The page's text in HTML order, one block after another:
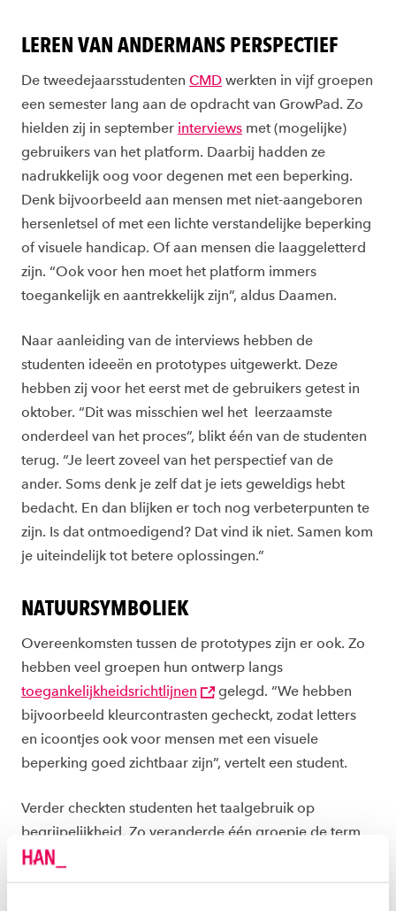
LEREN VAN ANDERMANS PERSPECTIEF
De tweedejaarsstudenten CMD werkten in vijf groepen
een semester lang aan de opdracht van GrowPad. Zo
hielden zij in september interviews met (mogelijke)
gebruikers van het platform. Daarbij hadden ze
nadrukkelijk oog voor degenen met een beperking.
Denk bijvoorbeeld aan mensen met niet-aangeboren
hersenletsel of met een lichte verstandelijke beperking
of visuele handicap. Of aan mensen die laaggeletterd
zijn. “Ook voor hen moet het platform immers
toegankelijk en aantrekkelijk zijn”, aldus Daamen.
Naar aanleiding van de interviews hebben de
studenten ideeën en prototypes uitgewerkt. Deze
hebben zij voor het eerst met de gebruikers getest in
oktober. “Dit was misschien wel het leerzaamste
onderdeel van het proces”, blikt één van de studenten
terug. “Je leert zoveel van het perspectief van de
ander. Soms denk je zelf dat je iets geweldigs hebt
bedacht. En dan blijken er toch nog verbeterpunten te
zijn. Is dat ontmoedigend? Dat vind ik niet. Samen kom
je uiteindelijk tot betere oplossingen.”
NATUURSYMBOLIEK
Overeenkomsten tussen de prototypes zijn er ook. Zo
hebben veel groepen hun ontwerp langs
toegankelijkheidsrichtlijnen
gelegd. “We hebben
bijvoorbeeld kleurcontrasten gecheckt, zodat letters
en icoontjes ook voor mensen met een visuele
beperking goed zichtbaar zijn”, vertelt een student.
Verder checkten studenten het taalgebruik op
begrijpelijkheid. Zo veranderde één groepje de term
‘subdoelen’ van het huidige GrowPad in
‘tussendoelen’. “Dat deden we, omdat uit ons